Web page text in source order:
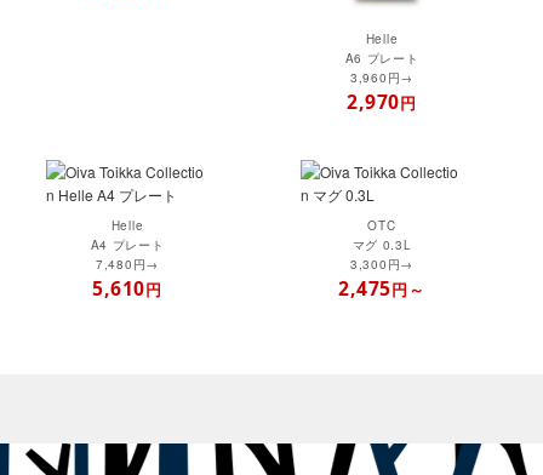
Helle
A6 プレート
3,960円→
2,970円
Helle
A4 プレート
7,480円→
5,610円
OTC
マグ 0.3L
3,300円→
2,475円～